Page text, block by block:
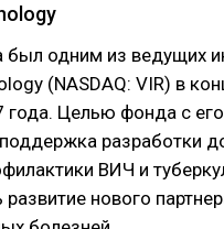
был одним из ведущих
(NASDAQ: VIR) в
года. Целью фонда с
разработки
ВИЧ и
нового